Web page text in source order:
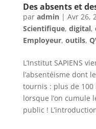
Des absents et
par admin| Avr 26,
Scientifique, digital,
Employeur, outils,
L’Institut SAPIENS
l’absentéisme dont
tournis : plus de
lorsque l’on cumule
public !